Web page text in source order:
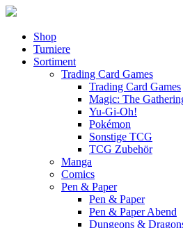
Shop
Turniere
Sortiment
Trading Card Games
Trading Card Games
Magic: The
Yu-Gi-Oh!
Pokémon
Sonstige TCG
TCG Zubehör
Manga
Comics
Pen & Paper
Pen & Paper
Pen & Paper Abend
Dungeons &